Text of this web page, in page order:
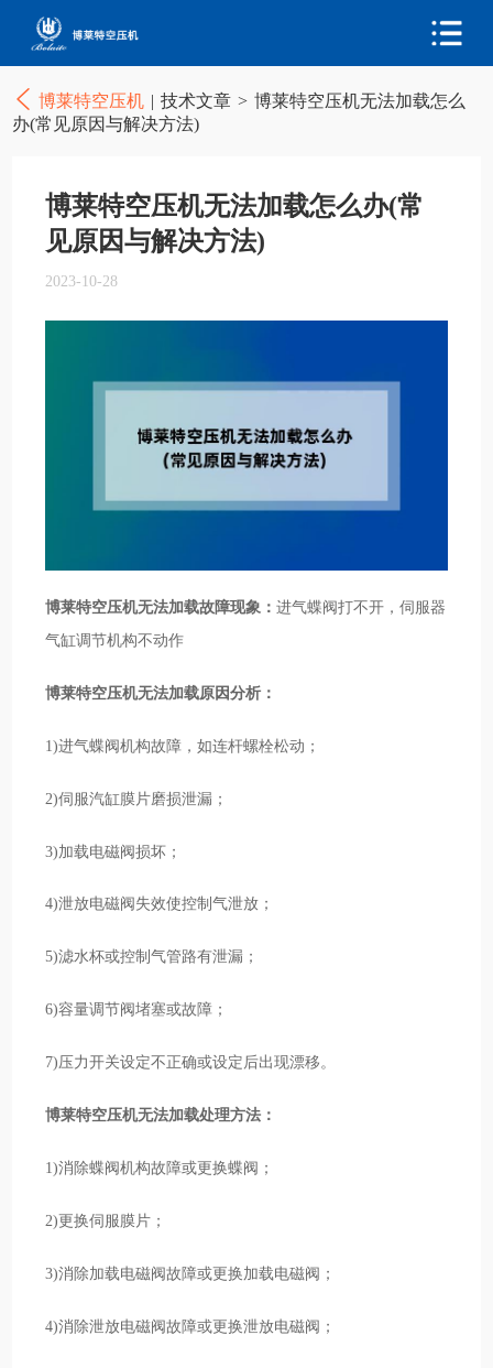
博莱特空压机 | 技术文章 > 博莱特空压机无法加载怎么
办(常见原因与解决方法)
博莱特空压机无法加载怎么办(常
见原因与解决方法)
2023-10-28
博莱特空压机无法加载故障现象：进气蝶阀打不开，伺服器
气缸调节机构不动作
博莱特空压机无法加载原因分析：
1)进气蝶阀机构故障，如连杆螺栓松动；
2)伺服汽缸膜片磨损泄漏；
3)加载电磁阀损坏；
4)泄放电磁阀失效使控制气泄放；
5)滤水杯或控制气管路有泄漏；
6)容量调节阀堵塞或故障；
7)压力开关设定不正确或设定后出现漂移。
博莱特空压机无法加载处理方法：
1)消除蝶阀机构故障或更换蝶阀；
2)更换伺服膜片；
3)消除加载电磁阀故障或更换加载电磁阀；
4)消除泄放电磁阀故障或更换泄放电磁阀；